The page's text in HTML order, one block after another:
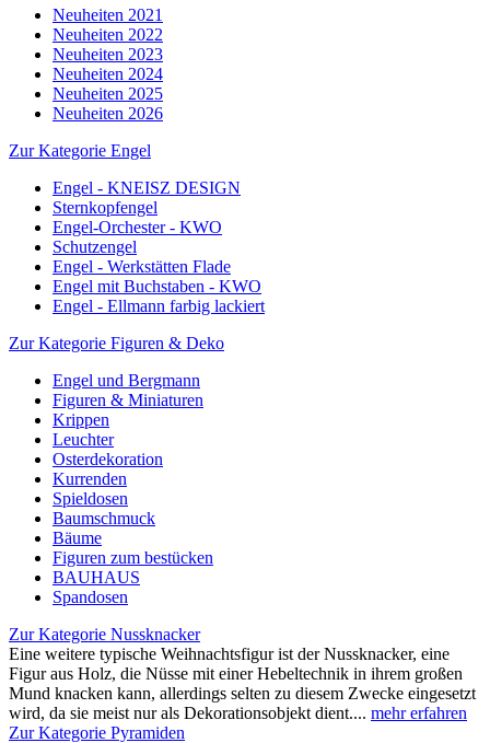
Neuheiten 2021
Neuheiten 2022
Neuheiten 2023
Neuheiten 2024
Neuheiten 2025
Neuheiten 2026
Zur Kategorie Engel
Engel - KNEISZ DESIGN
Sternkopfengel
Engel-Orchester - KWO
Schutzengel
Engel - Werkstätten Flade
Engel mit Buchstaben - KWO
Engel - Ellmann farbig lackiert
Zur Kategorie Figuren & Deko
Engel und Bergmann
Figuren & Miniaturen
Krippen
Leuchter
Osterdekoration
Kurrenden
Spieldosen
Baumschmuck
Bäume
Figuren zum bestücken
BAUHAUS
Spandosen
Zur Kategorie Nussknacker
Eine weitere typische Weihnachtsfigur ist der Nussknacker, eine
Figur aus Holz, die Nüsse mit einer Hebeltechnik in ihrem großen
Mund knacken kann, allerdings selten zu diesem Zwecke eingesetzt
wird, da sie meist nur als Dekorationsobjekt dient.... mehr erfahren
Zur Kategorie Pyramiden